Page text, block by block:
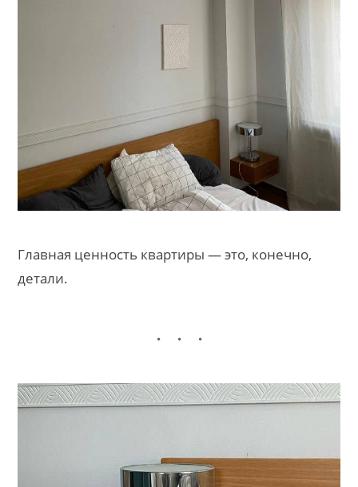
Главная ценность квартиры — это, конечно,
детали.